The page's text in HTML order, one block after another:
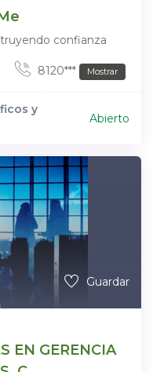
confianza
8120*** Mostrar
y
Abierto
Guardar
EN GERENCIA